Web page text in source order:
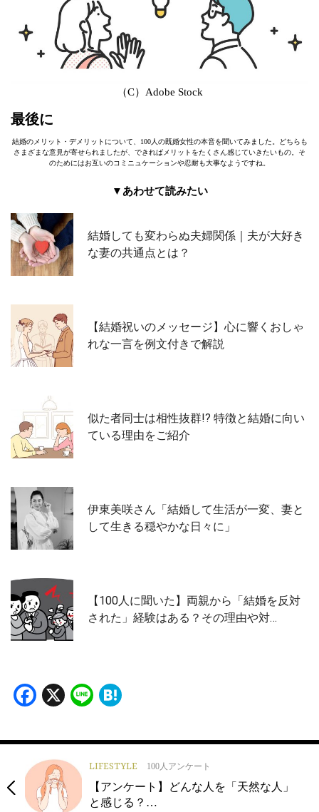
（C）Adobe Stock
最後に
結婚のメリット・デメリットについて、100人の既婚女性の本音を聞いてみました。どちらも
さまざまな意見が寄せられましたが、できればメリットをたくさん感じていきたいもの。そ
のためにはお互いのコミニュケーションや忍耐も大事なようですね。
▼あわせて読みたい
結婚しても変わらぬ夫婦関係｜夫が大好き
な妻の共通点とは？
【結婚祝いのメッセージ】心に響くおしゃ
れな一言を例文付きで解説
似た者同士は相性抜群!? 特徴と結婚に向い
ている理由をご紹介
伊東美咲さん「結婚して生活が一変、妻と
して生きる穏やかな日々に」
【100人に聞いた】両親から「結婚を反対
された」経験はある？その理由や対…
Facebook
X Line
LIFESTYLE 100人アンケート
【アンケート】どんな人を「天然な人」
と感じる？…